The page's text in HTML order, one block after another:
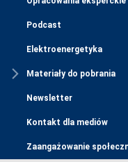
Podcast
Elektroenergetyka
Materiały do pobrania
Newsletter
Kontakt dla mediów
Zaangażowanie